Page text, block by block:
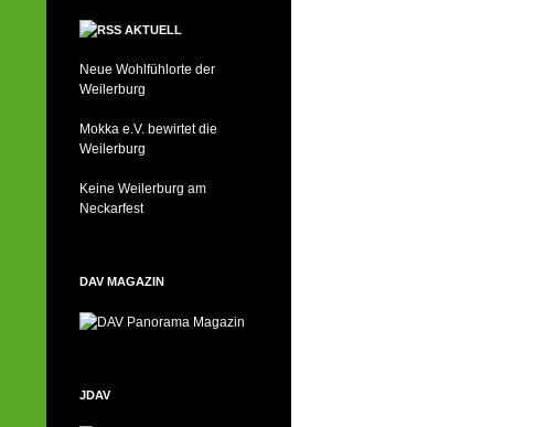
AKTUELL
Neue Wohlfühlorte der
Weilerburg
Mokka e.V. bewirtet die
Weilerburg
Keine Weilerburg am
Neckarfest
DAV MAGAZIN
JDAV